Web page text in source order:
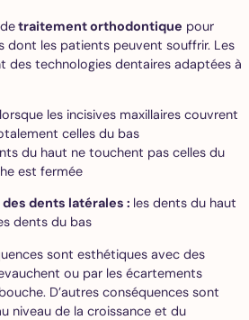
traitement orthodontique pour
dont les patients peuvent souffrir. Les
technologies dentaires adaptées à
lorsque les incisives maxillaires couvrent
celles du bas
du haut ne touchent pas celles du
est fermée
dents latérales : les dents du haut
dents du bas
sont esthétiques avec des
ou par les écartements
D’autres conséquences sont
niveau de la croissance et du